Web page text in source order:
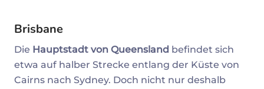
Brisbane
Die Hauptstadt von Queensland befindet sich
etwa auf halber Strecke entlang der Küste von
Cairns nach Sydney. Doch nicht nur deshalb